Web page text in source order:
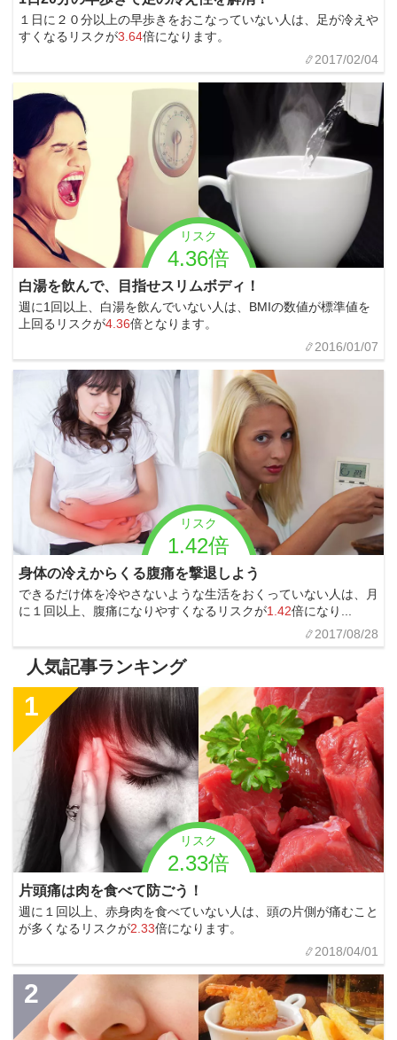
１日に２０分以上の早歩きをおこなっていない人は、足が冷えや
すくなるリスクが3.64倍になります。
2017/02/04
リスク
4.36倍
白湯を飲んで、目指せスリムボディ！
週に1回以上、白湯を飲んでいない人は、BMIの数値が標準値を
上回るリスクが4.36倍となります。
2016/01/07
リスク
1.42倍
身体の冷えからくる腹痛を撃退しよう
できるだけ体を冷やさないような生活をおくっていない人は、月
に１回以上、腹痛になりやすくなるリスクが1.42倍になり...
2017/08/28
人気記事ランキング
リスク
2.33倍
1
片頭痛は肉を食べて防ごう！
週に１回以上、赤身肉を食べていない人は、頭の片側が痛むこと
が多くなるリスクが2.33倍になります。
2018/04/01
2